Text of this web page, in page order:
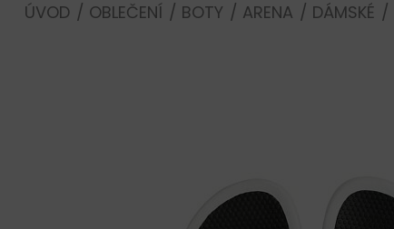
ÚVOD / OBLEČENÍ / BOTY / ARENA / DÁMSKÉ /